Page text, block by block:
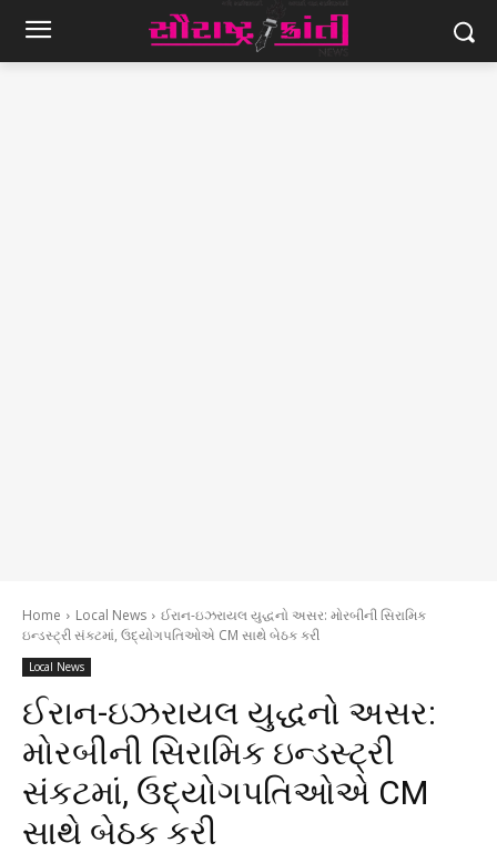
Home Local News
ઈરાન-ઇઝરાયલ યુદ્ધનો અસર: મોરબીની સિરામિક
ઇન્ડસ્ટ્રી સંકટમાં, ઉદ્યોગપતિઓએ CM સાથે બેઠક કરી
Local News
ઈરાન-ઇઝરાયલ યુદ્ધનો અસર:
મોરબીની સિરામિક ઇન્ડસ્ટ્રી
સંકટમાં, ઉદ્યોગપતિઓએ CM
સાથે બેઠક કરી